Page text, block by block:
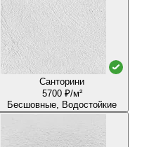
Санторини
5700 ₽/м²
Бесшовные, Водостойкие